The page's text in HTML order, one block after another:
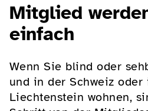
Mitglied
einfach
Wenn Sie blind oder
und in der Schweiz oder
Liechtenstein wohnen,